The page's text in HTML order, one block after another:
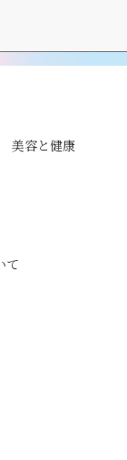
美容と健康
て